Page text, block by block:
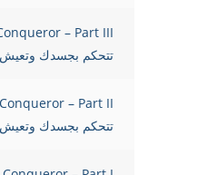
تتحكم بجسدك
تتحكم بجسدك